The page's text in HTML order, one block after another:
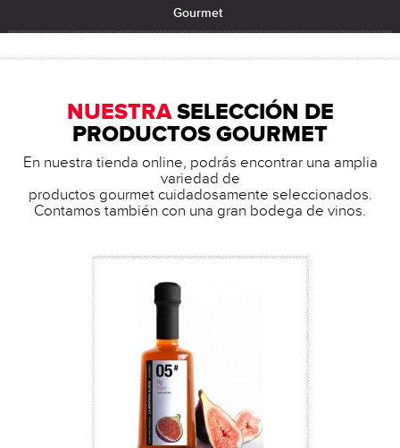
Gourmet
NUESTRASELECCIÓN DE
PRODUCTOS GOURMET
En nuestra tienda online, podrás encontrar una amplia
variedad de
productos gourmet cuidadosamente seleccionados.
Contamos también con una gran bodega de vinos.